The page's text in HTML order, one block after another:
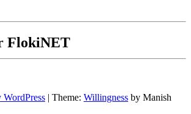
FlokiNET
| Theme: Willingness by Manish